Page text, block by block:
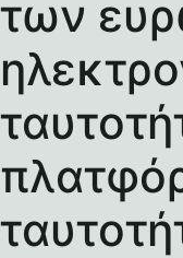
των